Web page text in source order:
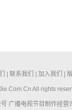
联系我们 加入我们
All rights
广播电视节目制作经